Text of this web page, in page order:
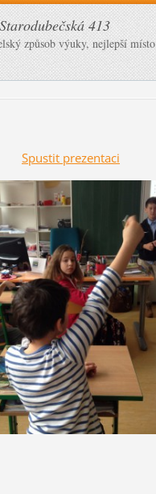
413
způsob výuky, nejlepší místo
Spustit prezentaci